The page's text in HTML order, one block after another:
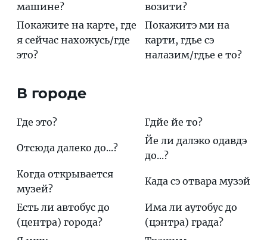
машине?
вoзити?
Покажите на карте, где
я сейчас нахожусь/где
это?
Покaжитэ ми на
кaрти, гдье сэ
нaлазим/гдье е то?
В городе
Где это? Гдйе йе то?
Отсюда далеко до...?
Йе ли далэко одавдэ
до...?
Когда открывается
музей?
Када сэ отвара музэй
Есть ли автобус до
(центра) города?
Има ли аутобус до
(цэнтра) града?